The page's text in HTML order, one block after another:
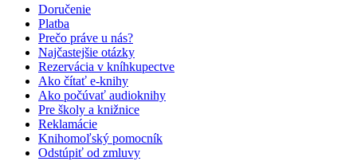
Doručenie
Platba
Prečo práve u nás?
Najčastejšie otázky
Rezervácia v kníhkupectve
Ako čítať e-knihy
Ako počúvať audioknihy
Pre školy a knižnice
Reklamácie
Knihomoľský pomocník
Odstúpiť od zmluvy